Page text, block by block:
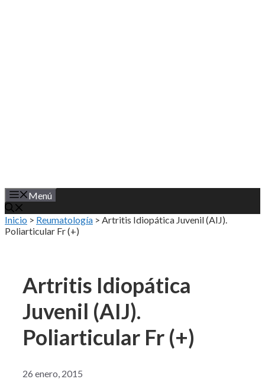
Menú
Inicio > Reumatología > Artritis Idiopática Juvenil (AIJ).
Poliarticular Fr (+)
Artritis Idiopática
Juvenil (AIJ).
Poliarticular Fr (+)
26 enero, 2015